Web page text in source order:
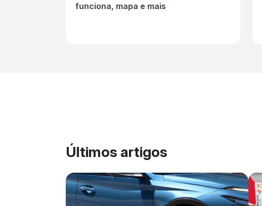
funciona, mapa e mais
Últimos artigos